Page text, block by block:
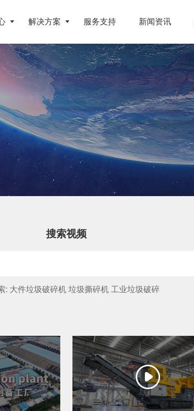
机
机
破碎机
碎机
挤压成型设备
RDF成型机
生物质颗粒机
液压打包机
解决方案
客户案例
江苏地区年产10万吨废纺替代燃料生产线
北京某再生资源分拣中心项目
江西大件垃圾资源化处置项目
浙江工业固废RDF燃料生产线
山东生物质颗粒燃料技改项目
广东移动式建筑垃圾处理项目
服务支持 新闻资讯
搜索视频
: 大件垃圾破碎机 垃圾撕碎机 工业垃圾破碎